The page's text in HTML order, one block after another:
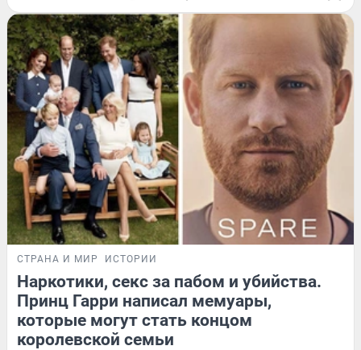
СТРАНА И МИР ИСТОРИИ
Наркотики, секс за пабом и убийства.
Принц Гарри написал мемуары,
которые могут стать концом
королевской семьи